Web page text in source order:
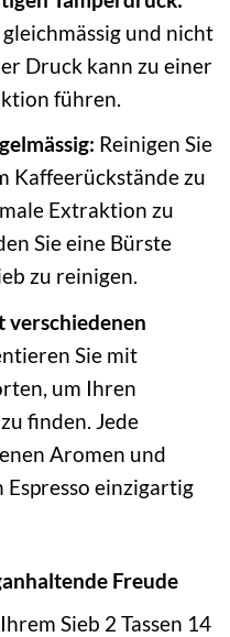
und nicht
Druck kann zu einer
führen.
Reinigen Sie
Kaffeerückstände zu
Extraktion zu
Sie eine Bürste
zu reinigen.
verschiedenen
Sie mit
um Ihren
finden. Jede
Aromen und
Espresso einzigartig
Freude
Sieb 2 Tassen 14